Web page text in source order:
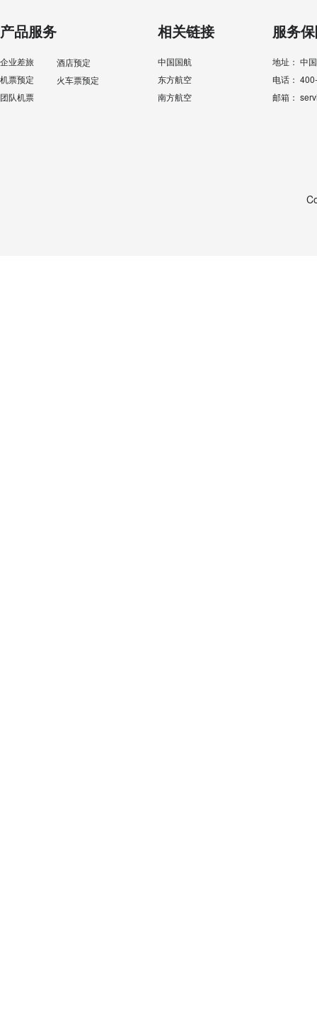
产品服务
企业差旅
机票预定
团队机票
酒店预定
火车票预定
相关链接
中国国航
东方航空
南方航空
服务
地址： 中
电话：
邮箱：